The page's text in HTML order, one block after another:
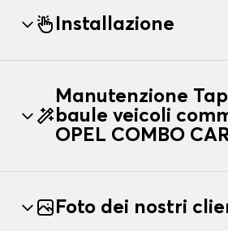
Installazione
Manutenzione
baule veicoli
OPEL COMBO
Foto dei nostri